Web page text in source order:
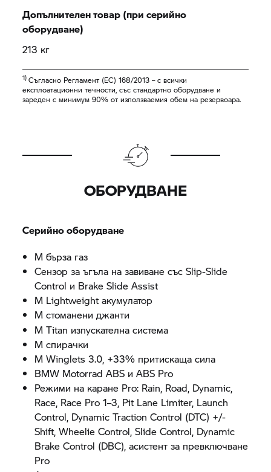
Допълнителен товар (при серийно
оборудване)
213 кг
1)Съгласно Регламент (ЕС) 168/2013 – с всички
експлоатационни течности, със стандартно оборудване и
зареден с минимум 90% от използваемия обем на резервоара.
ОБОРУДВАНЕ
Серийно оборудване
M бърза газ
Сензор за ъгъла на завиване със Slip-Slide
Control и Brake Slide Assist
M Lightweight акумулатор
M стоманени джанти
M Titan изпускателна система
M спирачки
M Winglets 3.0, +33% притискаща сила
BMW Motorrad ABS и ABS Pro
Режими на каране Pro: Rain, Road, Dynamic,
Race, Race Pro 1–3, Pit Lane Limiter, Launch
Control, Dynamic Traction Control (DTC) +/-
Shift, Wheelie Control, Slide Control, Dynamic
Brake Control (DBC), асистент за превключване
Pro